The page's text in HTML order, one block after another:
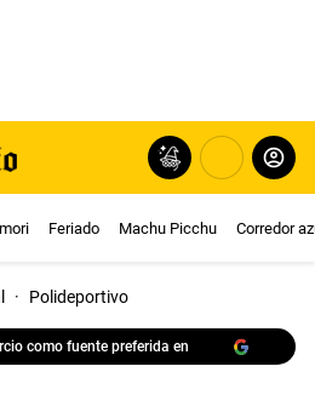
Feriado Machu Picchu Corredor
· Polideportivo
como fuente preferida en